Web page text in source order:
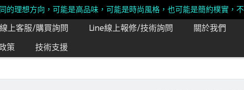
的理想方向，可能是高品味，可能是時尚風格，也可能是簡約樸實，
上客服/購買詢問 Line線上報修/技術詢問 關於我們
策
技術支援